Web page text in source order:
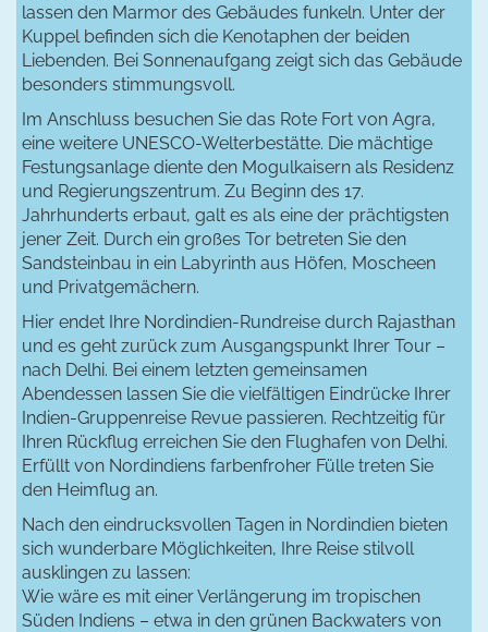
lassen den Marmor des Gebäudes funkeln. Unter der
Kuppel befinden sich die Kenotaphen der beiden
Liebenden. Bei Sonnenaufgang zeigt sich das Gebäude
besonders stimmungsvoll.
Im Anschluss besuchen Sie das Rote Fort von Agra,
eine weitere UNESCO-Welterbestätte. Die mächtige
Festungsanlage diente den Mogulkaisern als Residenz
und Regierungszentrum. Zu Beginn des 17.
Jahrhunderts erbaut, galt es als eine der prächtigsten
jener Zeit. Durch ein großes Tor betreten Sie den
Sandsteinbau in ein Labyrinth aus Höfen, Moscheen
und Privatgemächern.
Hier endet Ihre Nordindien-Rundreise durch Rajasthan
und es geht zurück zum Ausgangspunkt Ihrer Tour –
nach Delhi. Bei einem letzten gemeinsamen
Abendessen lassen Sie die vielfältigen Eindrücke Ihrer
Indien-Gruppenreise Revue passieren. Rechtzeitig für
Ihren Rückflug erreichen Sie den Flughafen von Delhi.
Erfüllt von Nordindiens farbenfroher Fülle treten Sie
den Heimflug an.
Nach den eindrucksvollen Tagen in Nordindien bieten
sich wunderbare Möglichkeiten, Ihre Reise stilvoll
ausklingen zu lassen:
Wie wäre es mit einer Verlängerung im tropischen
Süden Indiens – etwa in den grünen Backwaters von